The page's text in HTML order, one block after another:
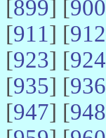
[899] [900
[911] [912
[923] [924
[935] [936
[947] [948